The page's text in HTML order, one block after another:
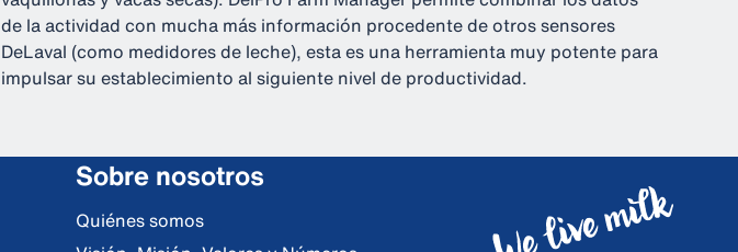
de la actividad con mucha más información procedente de otros sensores
DeLaval (como medidores de leche), esta es una herramienta muy potente para
impulsar su establecimiento al siguiente nivel de productividad.
Sobre nosotros
Quiénes somos